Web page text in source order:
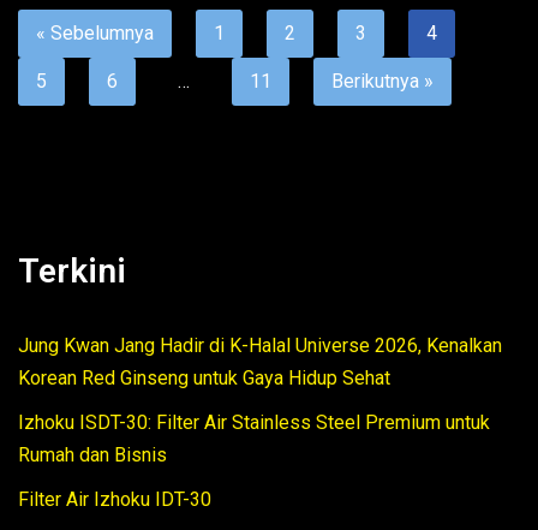
« Sebelumnya 1 2 3 4
5 6 … 11 Berikutnya »
Terkini
Jung Kwan Jang Hadir di K-Halal Universe 2026, Kenalkan
Korean Red Ginseng untuk Gaya Hidup Sehat
Izhoku ISDT-30: Filter Air Stainless Steel Premium untuk
Rumah dan Bisnis
Filter Air Izhoku IDT-30